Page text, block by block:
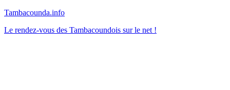
Tambacounda.info
Le rendez-vous des Tambacoundois sur le net !